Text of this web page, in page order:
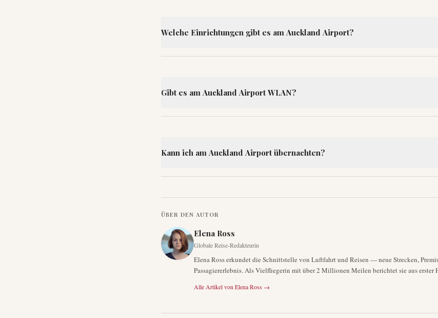
Welche Einrichtungen gibt es am Auckland Airport?
Gibt es am Auckland Airport WLAN?
Kann ich am Auckland Airport übernachten?
ÜBER DEN AUTOR
Elena Ross
Globale Reise-Redakteurin
Elena Ross erkundet die Schnittstelle von Luftfahrt und Reisen — neue Strecken,
Passagiererlebnis. Als Vielfliegerin mit über 2 Millionen Meilen berichtet sie aus erster
Alle Artikel von Elena Ross →